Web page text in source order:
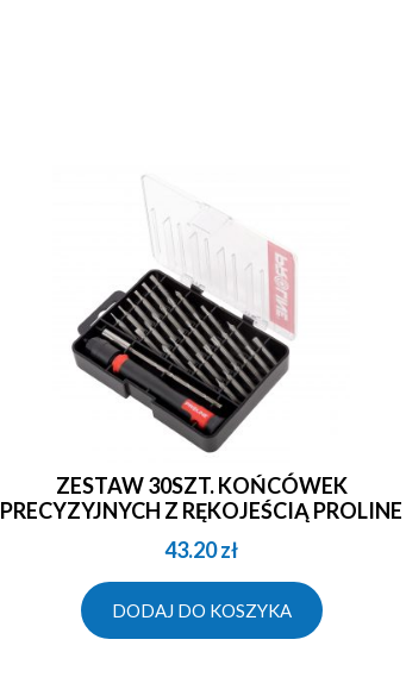
ZESTAW 30SZT. KOŃCÓWEK
PRECYZYJNYCH Z RĘKOJEŚCIĄ PROLINE
43.20zł
DODAJ DO KOSZYKA